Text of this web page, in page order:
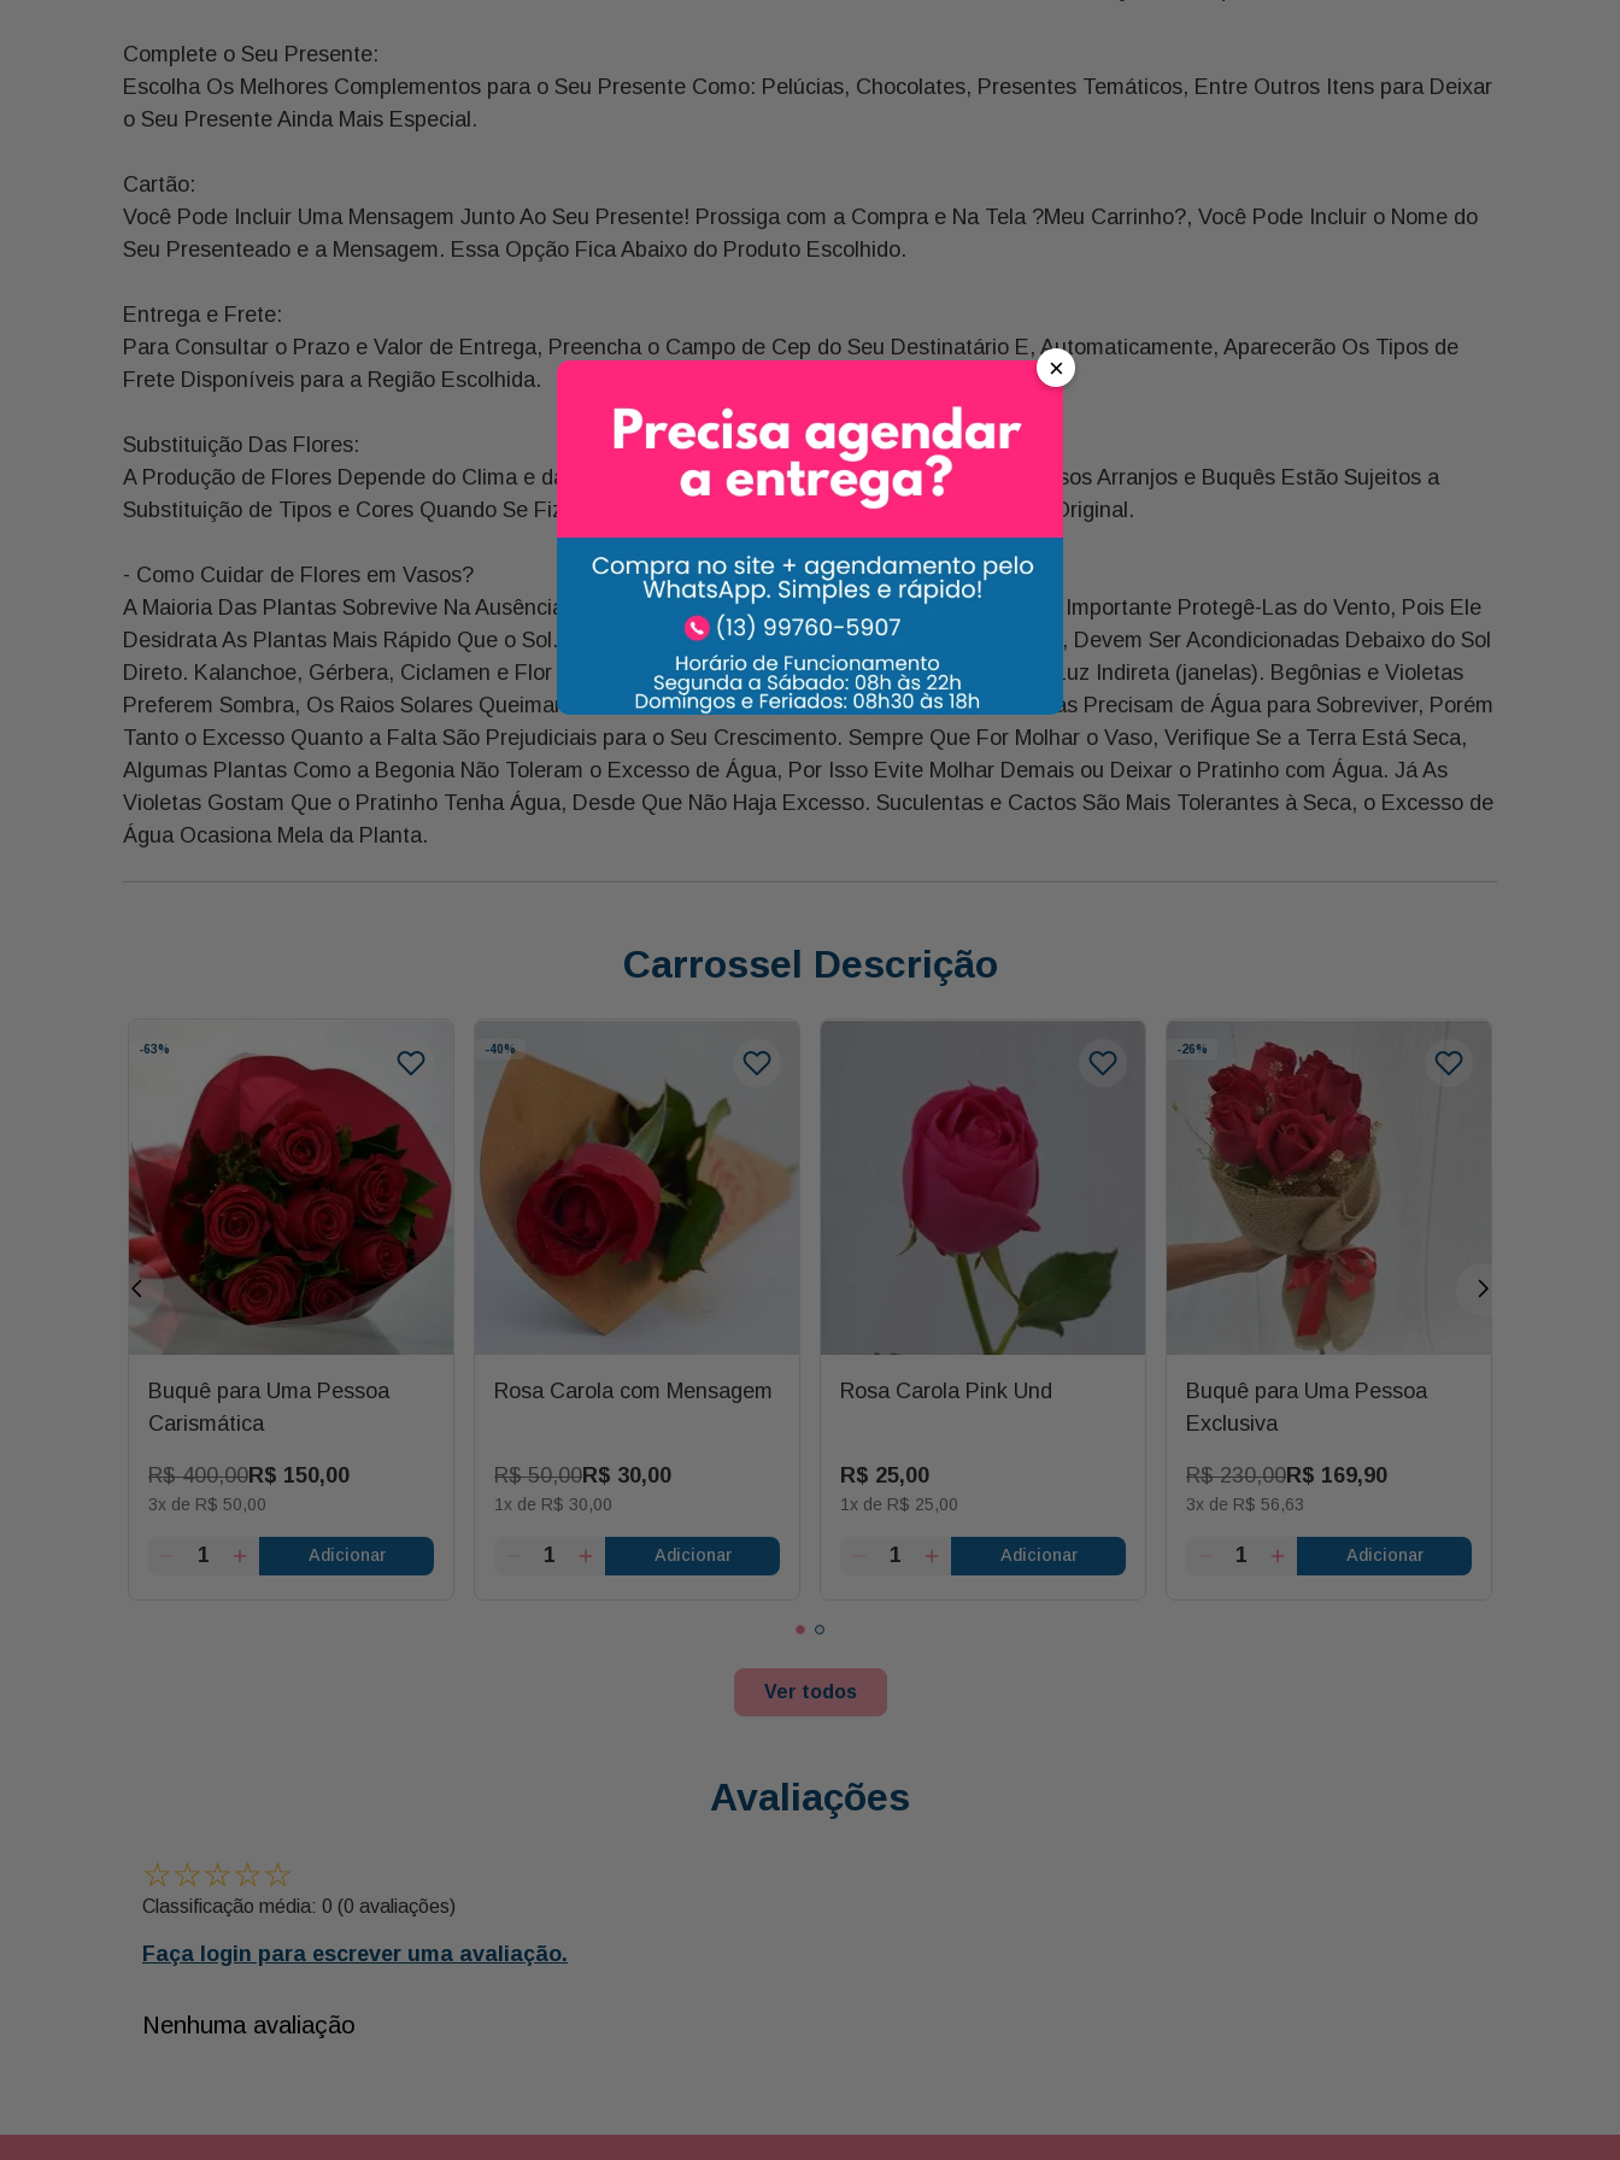
Tenha Água, Desde Que Não Haja Excesso.
Complete o Seu Presente:
Escolha Os Melhores Complementos para o Seu Presente Como: Pelúcias, Chocolates, Presentes Temáticos, Entre Outros Itens para Deixar
o Seu Presente Ainda Mais Especial.
Cartão:
Você Pode Incluir Uma Mensagem Junto Ao Seu Presente! Prossiga com a Compra e Na Tela ?Meu Carrinho?, Você Pode Incluir o Nome do
Seu Presenteado e a Mensagem. Essa Opção Fica Abaixo do Produto Escolhido.
Entrega e Frete:
Para Consultar o Prazo e Valor de Entrega, Preencha o Campo de Cep do Seu Destinatário E, Automaticamente, Aparecerão Os Tipos de
Frete Disponíveis para a Região Escolhida.
Substituição Das Flores:
A Produção de Flores Depende do Clima e da Época de Floração de Cada Espécie, Por Isso Nossos Arranjos e Buquês Estão Sujeitos a
Substituição de Tipos e Cores Quando Se Fizer Necessário, Mantendo o Estilo Floral do Arranjo Original.
- Como Cuidar de Flores em Vasos?
A Maioria Das Plantas Sobrevive Na Ausência do Sol Direto, Necessitam Apenas, da Claridade. É Importante Protegê-Las do Vento, Pois Ele
Desidrata As Plantas Mais Rápido Que o Sol. Suculentas e Cactos São Plantas de Sol e Portanto, Devem Ser Acondicionadas Debaixo do Sol
Direto. Kalanchoe, Gérbera, Ciclamen e Flor de Seda, São Plantas Que Desenvolvem Bem com Luz Indireta (janelas). Begônias e Violetas
Preferem Sombra, Os Raios Solares Queimam Suas Folhas e Desidratam Seus Caules. As Plantas Precisam de Água para Sobreviver, Porém
Tanto o Excesso Quanto a Falta São Prejudiciais para o Seu Crescimento. Sempre Que For Molhar o Vaso, Verifique Se a Terra Está Seca,
Algumas Plantas Como a Begonia Não Toleram o Excesso de Água, Por Isso Evite Molhar Demais ou Deixar o Pratinho com Água. Já As
Violetas Gostam Que o Pratinho Tenha Água, Desde Que Não Haja Excesso. Suculentas e Cactos São Mais Tolerantes à Seca, o Excesso de
Água Ocasiona Mela da Planta.
Carrossel Descrição
-63%
Buquê para Uma Pessoa
Carismática
R$ 400,00R$ 150,00
3x de R$ 50,00
Adicionar
-40%
Rosa Carola com Mensagem
R$ 50,00R$ 30,00
1x de R$ 30,00
Adicionar
Rosa Carola Pink Und
R$ 25,00
1x de R$ 25,00
Adicionar
-26%
Buquê para Uma Pessoa
Exclusiva
R$ 230,00R$ 169,90
3x de R$ 56,63
Adicionar
Ver todos
Avaliações
☆☆☆☆☆
Classificação média: 0 (0 avaliações)
Faça login para escrever uma avaliação.
Nenhuma avaliação
×